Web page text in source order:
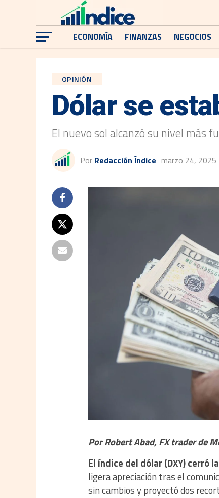
ECONOMÍA FINANZAS NEGOCIOS
OPINIÓN
Dólar se
El nuevo sol alcanzó su nivel más
Por Redacción Índice marzo 24, 2025
Por Robert Abad, FX trader de
Elíndice del dólar (DXY) cerró
ligera apreciación tras el
sin cambios y proyectó dos